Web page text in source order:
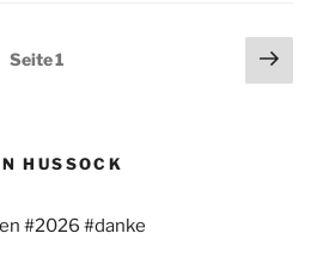
Seite1
HUSSOCK